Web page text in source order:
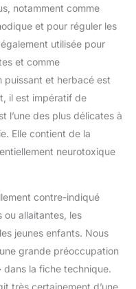
n'êtes pas
satisfait pour une
quelconque, nous
remplacerons
votre produit ou
vous
montant. Nous
pensons que nos
huiles vous
thérapeutiques
durables. Nous
croyons en nos
produits et
proposons un
remboursement
sans poser de
notamment comme
et pour réguler les
utilisée pour
et comme
puissant et herbacé est
il est impératif de
l’une des plus délicates à
Elle contient de la
neurotoxique
contre-indiqué
ou allaitantes, les
jeunes enfants. Nous
grande préoccupation
dans la fiche technique.
très certainement d’une